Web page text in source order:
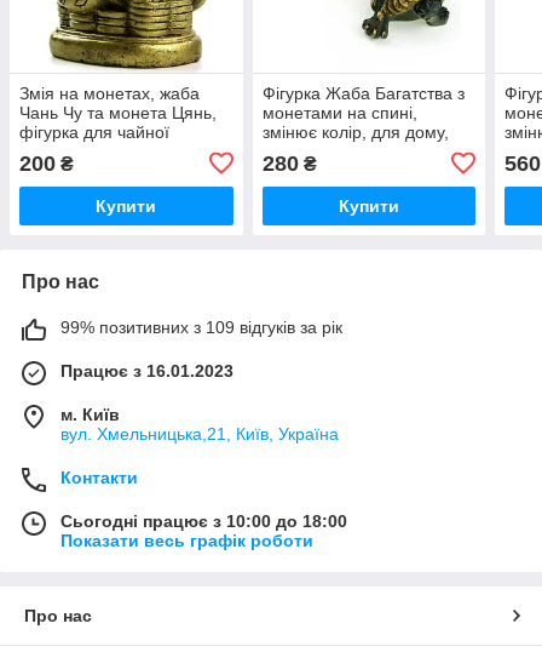
Змія на монетах, жаба
Чань Чу та монета Цянь,
фігурка для чайної
200 ₴
Купити
Фігурка Жаба Багатства з
монетами на спині,
змінює колір, для дому,
280₴
Купити
560
Про нас
99% позитивних з 109 відгуків за рік
Працює з 16.01.2023
м. Київ
вул. Хмельницька,21, Київ, Україна
Контакти
Сьогодні працює з 10:00 до 18:00
Показати весь графік роботи
Про нас